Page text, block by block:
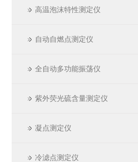
高温泡沫特性测定仪
自动自燃点测定仪
全自动多功能振荡仪
紫外荧光硫含量测定仪
凝点测定仪
冷滤点测定仪